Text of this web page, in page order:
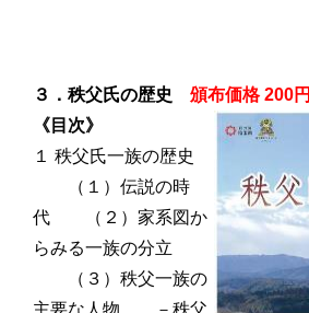
３．秩父氏の歴史 頒布価格 200円
《目次》
１ 秩父氏一族の歴史
（１）伝説の時
代 （２）家系図か
らみる一族の分立
（３）秩父一族の